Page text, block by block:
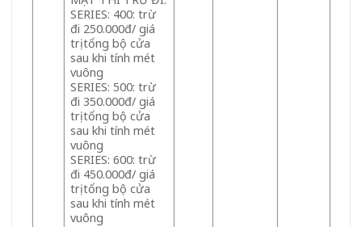
SERIES: 400: trừ
đi 250.000đ/ giá
trị tổng bộ cửa
sau khi tính mét
vuông
SERIES: 500: trừ
đi 350.000đ/ giá
trị tổng bộ cửa
sau khi tính mét
vuông
SERIES: 600: trừ
đi 450.000đ/ giá
trị tổng bộ cửa
sau khi tính mét
vuông